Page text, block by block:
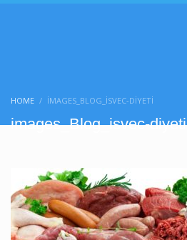
HOME IMAGES_BLOG_ISVEC-DIYETI
images_Blog_isvec-diyeti